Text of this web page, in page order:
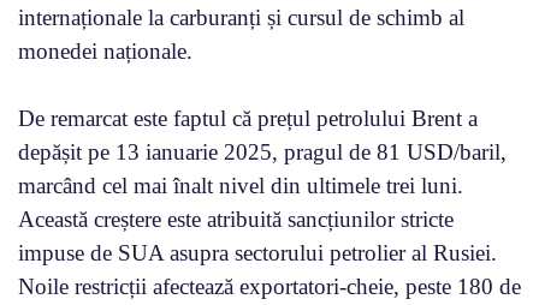
internaționale la carburanți și cursul de schimb al
monedei naționale.
De remarcat este faptul că prețul petrolului Brent a
depășit pe 13 ianuarie 2025, pragul de 81 USD/baril,
marcând cel mai înalt nivel din ultimele trei luni.
Această creștere este atribuită sancțiunilor stricte
impuse de SUA asupra sectorului petrolier al Rusiei.
Noile restricții afectează exportatori-cheie, peste 180 de